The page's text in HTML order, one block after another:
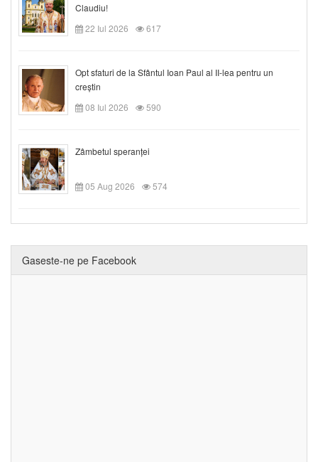
Claudiu!
22 Iul 2026
617
Opt sfaturi de la Sfântul Ioan Paul al II-lea pentru un
creștin
08 Iul 2026
590
Zâmbetul speranței
05 Aug 2026 574
Gaseste-ne pe Facebook